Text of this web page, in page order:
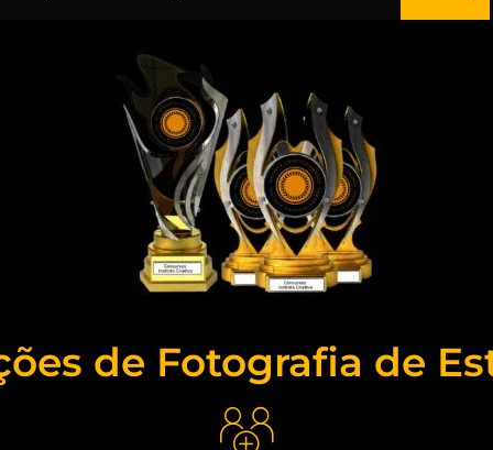
de Fotografia de